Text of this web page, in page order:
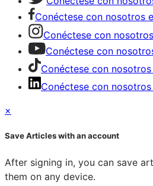
Conéctese con nosotros
Conéctese con
Conéctese con
Conéctese con
Conéctese con
×
Save Articles with an account
After signing in, you can save
them on any device.